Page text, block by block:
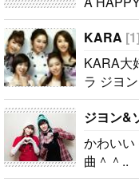
YO
1/06
ます!
ーム
サー
Aの夢..
も行き
Aの夢..
KARA [1]
KARA大
ラ ジヨ
ジヨン&
かわいい
曲＾＾..